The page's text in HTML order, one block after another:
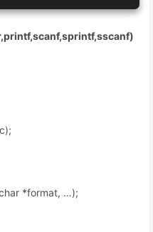
*format, …);